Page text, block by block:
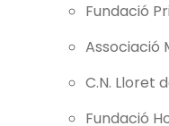
Fundació
Associació
C.N. Lloret
Fundació